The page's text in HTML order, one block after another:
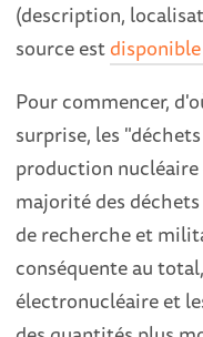
(description,
source est
Pour commencer,
surprise, les
production
majorité des
de recherche et
conséquente au
électronucléaire et